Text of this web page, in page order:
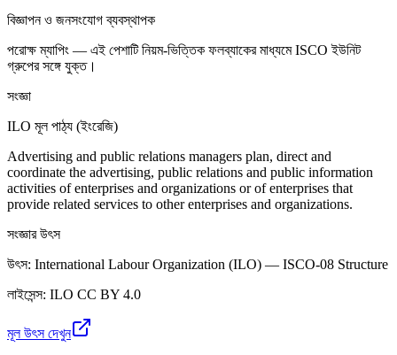
বিজ্ঞাপন ও জনসংযোগ ব্যবস্থাপক
পরোক্ষ ম্যাপিং — এই পেশাটি নিয়ম-ভিত্তিক ফলব্যাকের মাধ্যমে ISCO ইউনিট
গ্রুপের সঙ্গে যুক্ত।
সংজ্ঞা
ILO মূল পাঠ্য (ইংরেজি)
Advertising and public relations managers plan, direct and
coordinate the advertising, public relations and public information
activities of enterprises and organizations or of enterprises that
provide related services to other enterprises and organizations.
সংজ্ঞার উৎস
উৎস: International Labour Organization (ILO) — ISCO-08 Structure
লাইসেন্স: ILO CC BY 4.0
মূল উৎস দেখুন